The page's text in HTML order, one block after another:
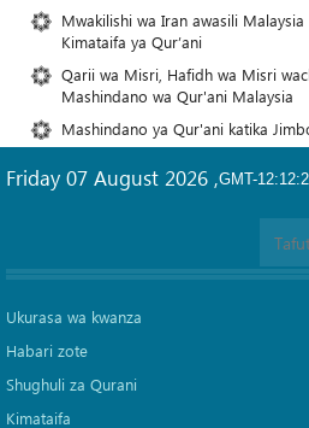
Mwakilishi wa Iran awasili
Kimataifa ya Qur’ani
Qarii wa Misri, Hafidh wa Misri
Mashindano wa Qur'ani Malaysia
Mashindano ya Qur'ani katika
GMT-
Friday 07 August 2026 ,
Ukurasa wa kwanza
Habari zote
Shughuli za Qurani
Kimataifa